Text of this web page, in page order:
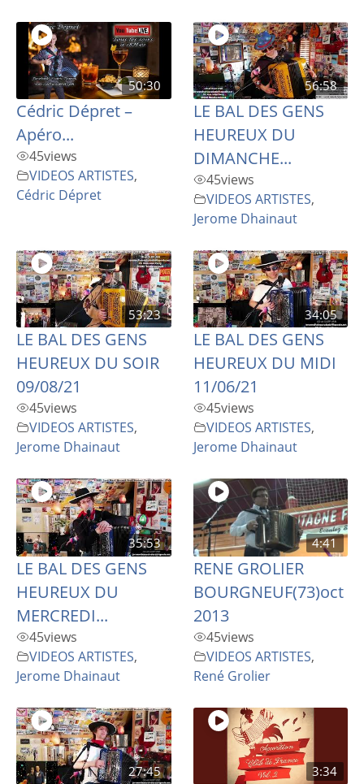
50:30
Cédric Dépret –
Apéro...
45views
VIDEOS ARTISTES,
Cédric Dépret
56:58
LE BAL DES GENS
HEUREUX DU
DIMANCHE...
45views
VIDEOS ARTISTES,
Jerome Dhainaut
53:23
LE BAL DES GENS
HEUREUX DU SOIR
09/08/21
45views
VIDEOS ARTISTES,
Jerome Dhainaut
34:05
LE BAL DES GENS
HEUREUX DU MIDI
11/06/21
45views
VIDEOS ARTISTES,
Jerome Dhainaut
35:53
LE BAL DES GENS
HEUREUX DU
MERCREDI...
45views
VIDEOS ARTISTES,
Jerome Dhainaut
4:41
RENE GROLIER
BOURGNEUF(73)oct
2013
45views
VIDEOS ARTISTES,
René Grolier
27:45 3:34